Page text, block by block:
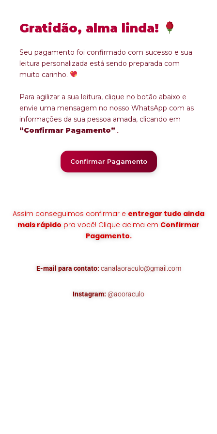
Gratidão, alma linda!
Seu pagamento foi confirmado com sucesso e sua
leitura personalizada está sendo preparada com
muito carinho.
Para agilizar a sua leitura, clique no botão abaixo e
envie uma mensagem no nosso WhatsApp com as
informações da sua pessoa amada, clicando em
“Confirmar Pagamento”...
Confirmar Pagamento
Assim conseguimos confirmar e entregar tudo ainda
mais rápido pra você! Clique acima em Confirmar
Pagamento.
E-mail para contato: canalaoraculo@gmail.com
Instagram: @aooraculo